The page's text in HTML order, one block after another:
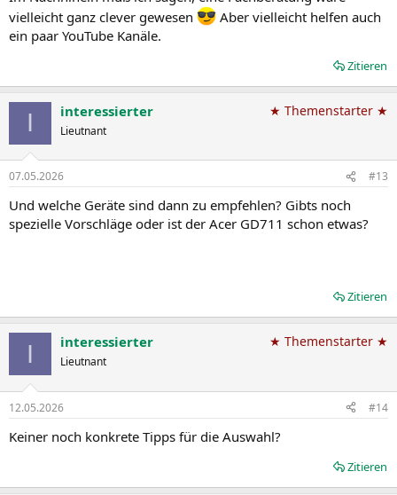
vielleicht ganz clever gewesen
Aber vielleicht helfen auch
ein paar YouTube Kanäle.
Zitieren
I interessierter
Lieutnant
★ Themenstarter ★
07.05.2026 #13
Und welche Geräte sind dann zu empfehlen? Gibts noch
spezielle Vorschläge oder ist der Acer GD711 schon etwas?
Zitieren
I interessierter
Lieutnant
★ Themenstarter ★
12.05.2026 #14
Keiner noch konkrete Tipps für die Auswahl?
Zitieren